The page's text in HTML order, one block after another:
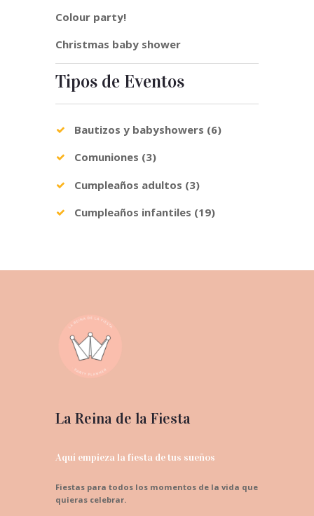
Colour party!
Christmas baby shower
Tipos de Eventos
Bautizos y babyshowers (6)
Comuniones (3)
Cumpleaños adultos (3)
Cumpleaños infantiles (19)
La Reina de la Fiesta
Aquí empieza la fiesta de tus sueños
Fiestas para todos los momentos de la vida que
quieras celebrar.